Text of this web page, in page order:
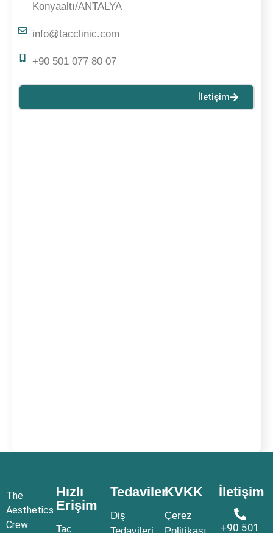
Konyaaltı/ANTALYA
info@tacclinic.com
+90 501 077 80 07
İletişim
The
Aesthetics
Crew
Hızlı
Erişim
Tac
Tedaviler
Diş
KVKK
Çerez
İletişim
+90 501